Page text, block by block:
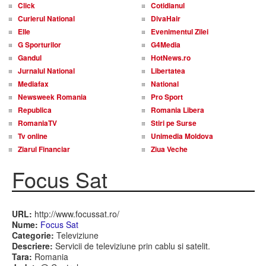
Click
Cotidianul
Curierul National
DivaHair
Elle
Evenimentul Zilei
G Sporturilor
G4Media
Gandul
HotNews.ro
Jurnalul National
Libertatea
Mediafax
National
Newsweek Romania
Pro Sport
Republica
Romania Libera
RomaniaTV
Stiri pe Surse
Tv online
Unimedia Moldova
Ziarul Financiar
Ziua Veche
Focus Sat
URL: http://www.focussat.ro/
Nume: Focus Sat
Categorie: Televiziune
Descriere: Servicii de televiziune prin cablu si satelit.
Tara: Romania